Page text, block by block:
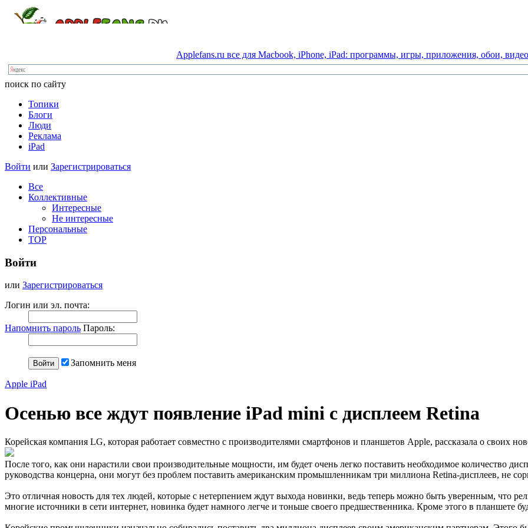
Applefans.ru все для Macbook, iPhone, iPad: программы, игры, приложения, обои, видео
поиск по сайту
Топики
Блоги
Люди
Реклама
iPad
Войти или Зарегистрироваться
Все
Коллективные
Интересные
Не интересные
Персональные
TOP
Войти
или Зарегистрироваться
Логин или эл. почта:
Напомнить пароль Пароль:
Запомнить меня
Apple iPad
Осенью все ждут появление iPad mini с дисплеем Retina
Корейская компания LG, которая работает совместно с производителями смартфонов и планшетов Apple, рассказала о своих
После того, как они нарастили свои производительные мощности, им будет очень легко поставить необходимое количество
руководства концерна, они могут без проблем поставить американским промышленникам три миллиона Retina-дисплеев, не
Это отличная новость для тех людей, которые с нетерпением ждут выхода новинки, ведь теперь можно быть уверенным, что
многие источники в сети интернет, новинка будет намного легче и тоньше своего предшественника. Кроме этого в планшете